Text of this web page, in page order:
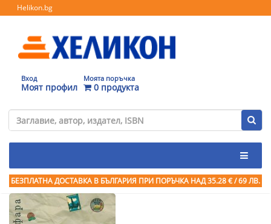
Helikon.bg
Вход
Моят профил
Моята поръчка
0 продукта
БЕЗПЛАТНА ДОСТАВКА В БЪЛГАРИЯ ПРИ ПОРЪЧКА НАД 35.28 € / 69 ЛВ.